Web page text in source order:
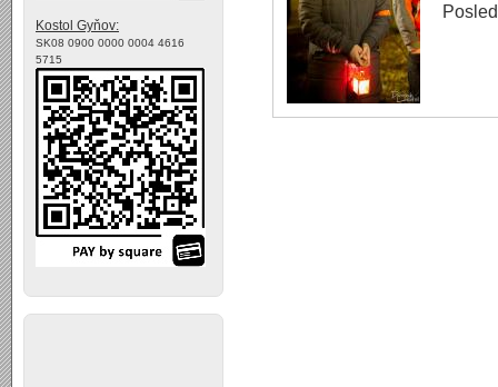
Kostol Gyňov:
SK08 0900 0000 0004 4616
5715